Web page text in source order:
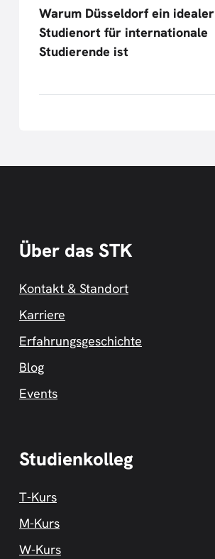
Warum Düsseldorf ein idealer
Studienort für internationale
Studierende ist
Über das STK
Kontakt & Standort
Karriere
Erfahrungsgeschichte
Blog
Events
Studienkolleg
T-Kurs
M-Kurs
W-Kurs